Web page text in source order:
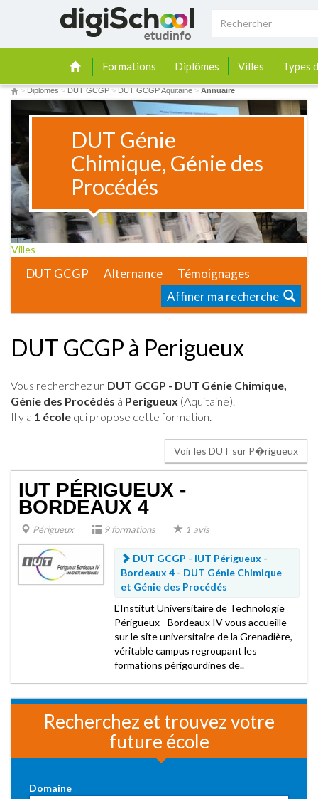
Formations Diplômes Villes Types
> Diplomes > DUT GCGP > DUT GCGP Aquitaine > Annuaire
DUT Génie
Chimique, Génie des
Procédés
Villes
DUT GCGP Alternance
Témoignages
Affiner ma recherche
DUT GCGP à Perigueux
Vous recherchez un DUT GCGP - DUT Génie Chimique,
Génie des Procédés à Perigueux (Aquitaine).
Il y a 1 école qui propose cette formation.
Voir les DUT sur P�rigueux
IUT PÉRIGUEUX -
BORDEAUX 4
Périgueux 9 formations 1 avis
DUT GCGP - IUT Périgueux -
Bordeaux 4 - DUT Génie Chimique
et Génie des Procédés
L'Institut Universitaire de Technologie
Périgueux - Bordeaux IV vous accueille
sur le site universitaire de la Grenadière,
véritable campus regroupant les
formations périgourdines de..
Recherchez et trouvez votre
future école
Domaine